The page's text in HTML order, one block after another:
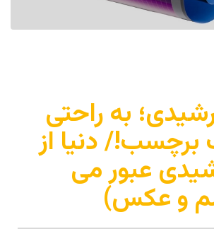
به راحتی
دنیا از
عبور می
و عکس)